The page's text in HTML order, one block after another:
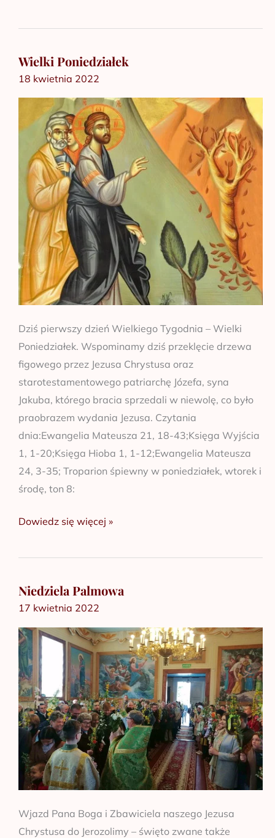
Wielki Poniedziałek
18 kwietnia 2022
Dziś pierwszy dzień Wielkiego Tygodnia – Wielki
Poniedziałek. Wspominamy dziś przeklęcie drzewa
figowego przez Jezusa Chrystusa oraz
starotestamentowego patriarchę Józefa, syna
Jakuba, którego bracia sprzedali w niewolę, co było
praobrazem wydania Jezusa. Czytania
dnia:Ewangelia Mateusza 21, 18-43;Księga Wyjścia
1, 1-20;Księga Hioba 1, 1-12;Ewangelia Mateusza
24, 3-35; Troparion śpiewny w poniedziałek, wtorek i
środę, ton 8:
Wielki
Poniedziałek
Dowiedz się więcej »
Niedziela Palmowa
17 kwietnia 2022
Wjazd Pana Boga i Zbawiciela naszego Jezusa
Chrystusa do Jerozolimy – święto zwane także
Niedziela
Palmowa